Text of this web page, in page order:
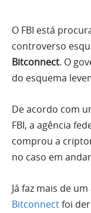
O FBI está
controverso
Bitconnect. O
do esquema
De acordo com
FBI, a agência
comprou a
no caso em
Já faz mais de
Bitconnectfoi